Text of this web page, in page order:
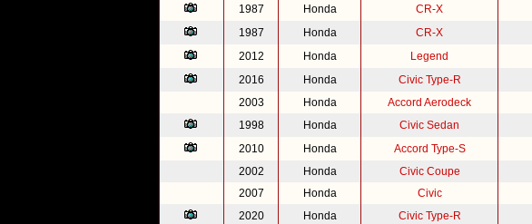
1987 Honda CR-X
1987 Honda CR-X
2012 Honda Legend
2016 Honda Civic Type-R
2003 Honda Accord Aerodeck
1998 Honda Civic Sedan
2010 Honda Accord Type-S
2002 Honda Civic Coupe
2007 Honda Civic
2020 Honda Civic Type-R